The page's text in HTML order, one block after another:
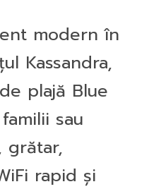
modern în
Kassandra,
plajă Blue
sau
grătar,
rapid și